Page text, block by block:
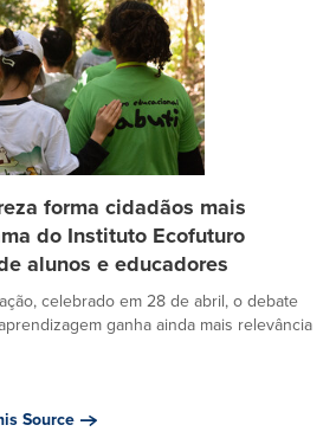
forma cidadãos mais
do Instituto Ecofuturo
alunos e educadores
celebrado em 28 de abril, o debate
ganha ainda mais relevância
Source